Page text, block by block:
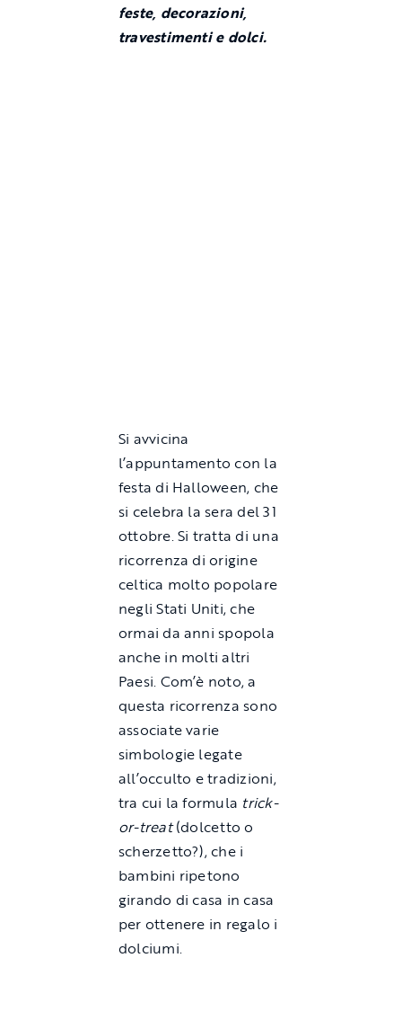
feste, decorazioni,
travestimenti e dolci.
Si avvicina
l’appuntamento con la
festa di Halloween, che
si celebra la sera del 31
ottobre. Si tratta di una
ricorrenza di origine
celtica molto popolare
negli Stati Uniti, che
ormai da anni spopola
anche in molti altri
Paesi. Com’è noto, a
questa ricorrenza sono
associate varie
simbologie legate
all’occulto e tradizioni,
tra cui la formula trick-
or-treat(dolcetto o
scherzetto?), che i
bambini ripetono
girando di casa in casa
per ottenere in regalo i
dolciumi.